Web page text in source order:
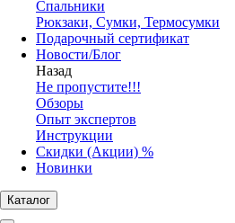
Спальники
Рюкзаки, Сумки, Термосумки
Подарочный сертификат
Новости/Блог
Назад
Не пропустите!!!
Обзоры
Опыт экспертов
Инструкции
Скидки (Акции) %
Новинки
Каталог